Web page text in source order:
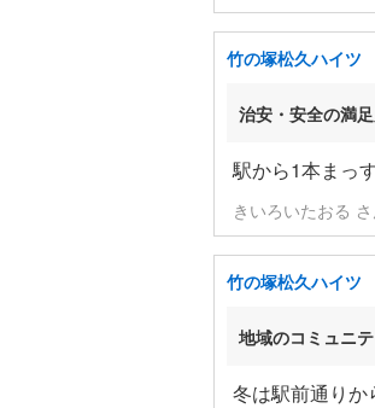
竹の塚松久ハイツ
治安・安全の満
駅から1本まっ
きいろいたおる
竹の塚松久ハイツ
地域のコミュニ
冬は駅前通りか